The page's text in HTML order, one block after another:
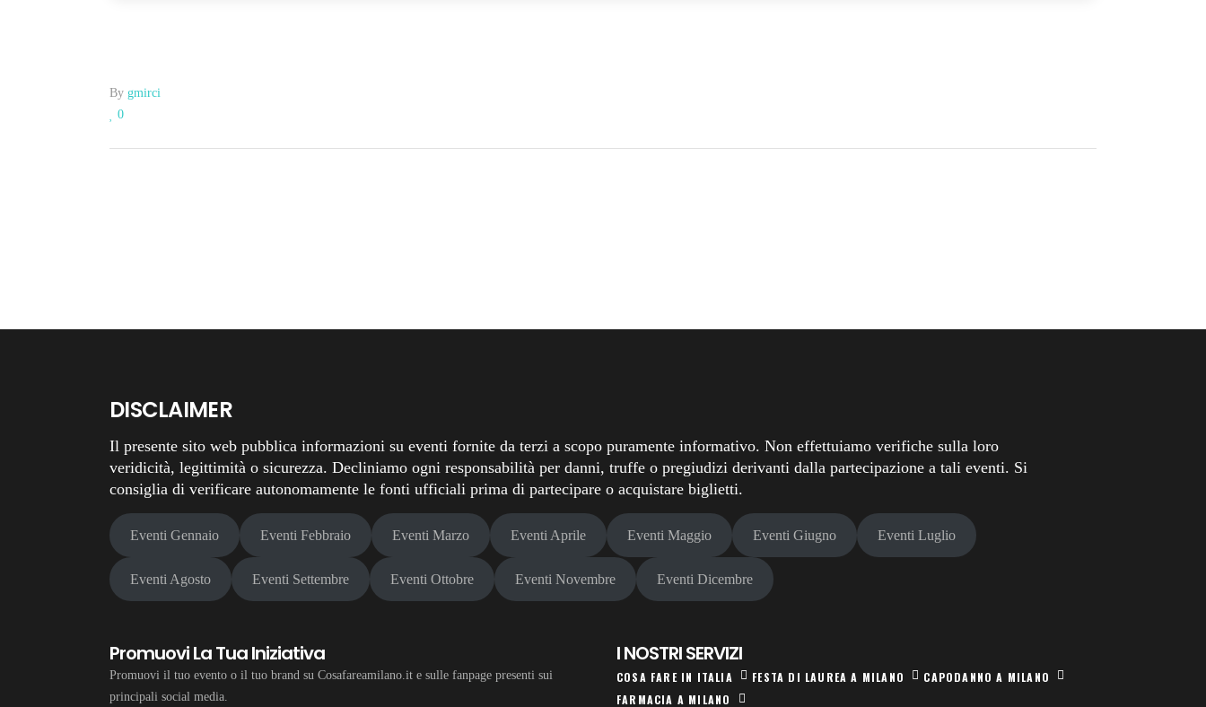
By gmirci
0
DISCLAIMER
Il presente sito web pubblica informazioni su eventi fornite da terzi a scopo puramente informativo. Non effettuiamo verifiche sulla loro
veridicità, legittimità o sicurezza. Decliniamo ogni responsabilità per danni, truffe o pregiudizi derivanti dalla partecipazione a tali eventi. Si
consiglia di verificare autonomamente le fonti ufficiali prima di partecipare o acquistare biglietti.
Eventi Gennaio Eventi Febbraio Eventi Marzo Eventi Aprile Eventi Maggio Eventi Giugno Eventi Luglio
Eventi Agosto Eventi Settembre Eventi Ottobre Eventi Novembre Eventi Dicembre
Promuovi La Tua Iniziativa
Promuovi il tuo evento o il tuo brand su Cosafareamilano.it e sulle fanpage presenti sui
principali social media.
I NOSTRI SERVIZI
COSA FARE IN ITALIA FESTA DI LAUREA A MILANO
CAPODANNO A MILANO
FARMACIA A MILANO